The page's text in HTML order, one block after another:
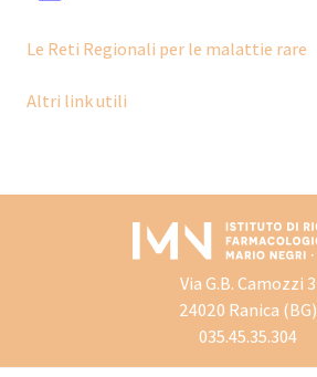
Le Reti Regionali per le malattie rare
Altri link utili
Via G.B. Camozzi 3
24020 Ranica (BG)
035.45.35.304